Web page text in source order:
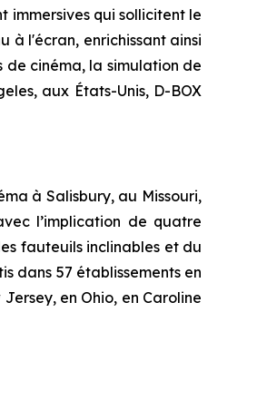
immersives qui sollicitent le
à l'écran, enrichissant ainsi
de cinéma, la simulation de
aux États-Unis, D-BOX
à Salisbury, au Missouri,
l’implication de quatre
fauteuils inclinables et du
dans 57 établissements en
en Ohio, en Caroline